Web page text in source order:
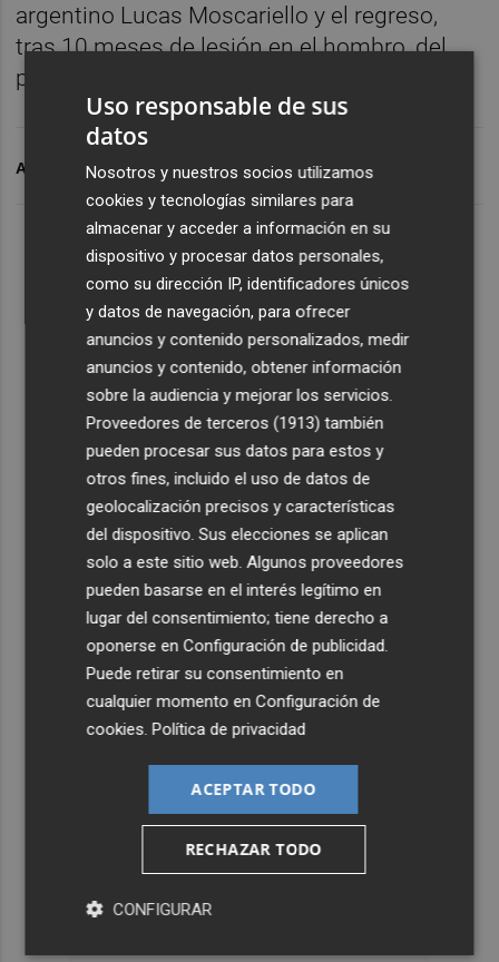
argentino Lucas Moscariello y el regreso,
tras 10 meses de lesión en el hombro, del
pivote Pepe Oliver.
ARCHIVADO EN BALONMANO BENIDORM
Uso responsable de sus
datos
Nosotros y nuestros socios utilizamos
cookies y tecnologías similares para
almacenar y acceder a información en su
dispositivo y procesar datos personales,
como su dirección IP, identificadores únicos
y datos de navegación, para ofrecer
anuncios y contenido personalizados, medir
anuncios y contenido, obtener información
sobre la audiencia y mejorar los servicios.
Proveedores de terceros (1913) también
pueden procesar sus datos para estos y
otros fines, incluido el uso de datos de
geolocalización precisos y características
del dispositivo. Sus elecciones se aplican
solo a este sitio web. Algunos proveedores
pueden basarse en el interés legítimo en
lugar del consentimiento; tiene derecho a
oponerse enConfiguración de publicidad
Puede retirar su consentimiento en
cualquier momento enConfiguración de
cookies .Política de privacidad
ACEPTAR TODO
RECHAZAR TODO
CONFIGURAR